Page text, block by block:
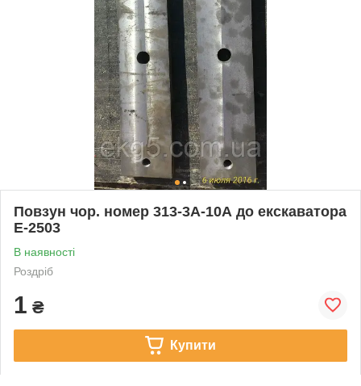
Повзун чор. номер 313-3А-10А до екскаватора
Е-2503
В наявності
Роздріб
1 ₴
Купити